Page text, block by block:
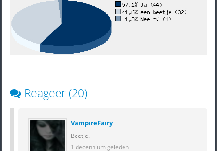
Reageer (20)
VampireFairy
Beetje.
1 decennium geleden